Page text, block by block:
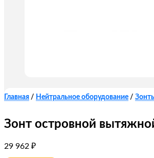
Главная / Нейтральное оборудование /
Зонт островной
29 962 ₽